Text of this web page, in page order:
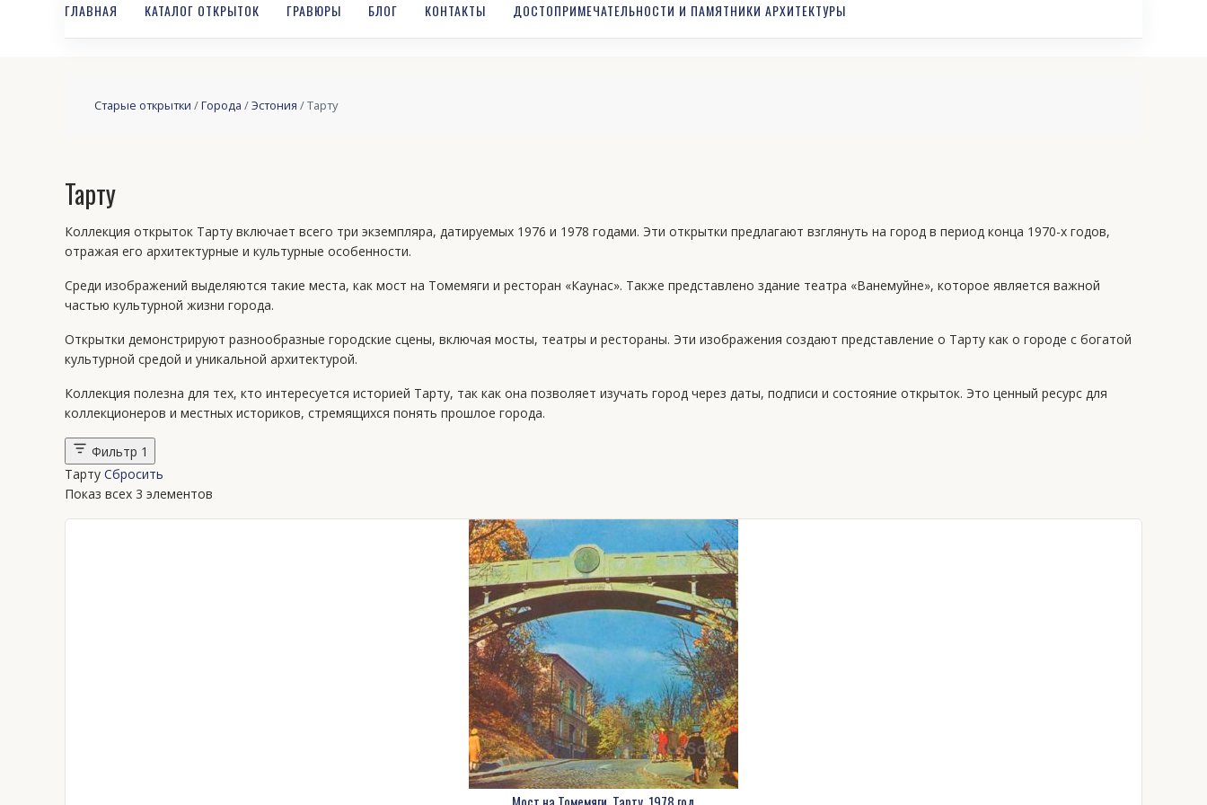
ГЛАВНАЯ КАТАЛОГ ОТКРЫТОК ГРАВЮРЫ БЛОГ КОНТАКТЫ ДОСТОПРИМЕЧАТЕЛЬНОСТИ И ПАМЯТНИКИ АРХИТЕКТУРЫ
Старые открытки /Города /Эстония / Тарту
Тарту
Коллекция открыток Тарту включает всего три экземпляра, датируемых 1976 и 1978 годами. Эти открытки предлагают взглянуть на город в период конца 1970-х годов,
отражая его архитектурные и культурные особенности.
Среди изображений выделяются такие места, как мост на Томемяги и ресторан «Каунас». Также представлено здание театра «Ванемуйне», которое является важной
частью культурной жизни города.
Открытки демонстрируют разнообразные городские сцены, включая мосты, театры и рестораны. Эти изображения создают представление о Тарту как о городе с богатой
культурной средой и уникальной архитектурой.
Коллекция полезна для тех, кто интересуется историей Тарту, так как она позволяет изучать город через даты, подписи и состояние открыток. Это ценный ресурс для
коллекционеров и местных историков, стремящихся понять прошлое города.
Фильтр 1
Тарту Сбросить
Показ всех 3 элементов